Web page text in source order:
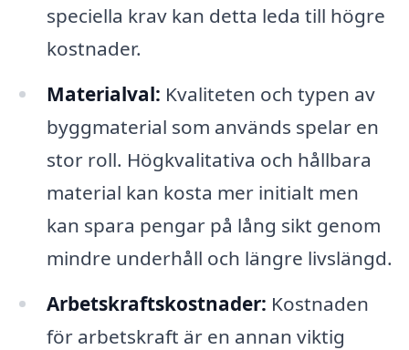
speciella krav kan detta leda till högre
kostnader.
Materialval: Kvaliteten och typen av
byggmaterial som används spelar en
stor roll. Högkvalitativa och hållbara
material kan kosta mer initialt men
kan spara pengar på lång sikt genom
mindre underhåll och längre livslängd.
Arbetskraftskostnader: Kostnaden
för arbetskraft är en annan viktig